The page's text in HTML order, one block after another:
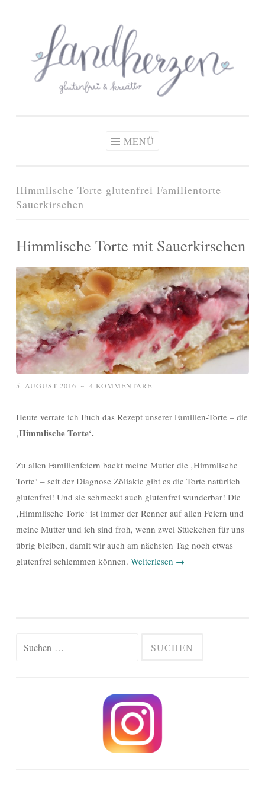
springen
Zöliakie, glutenfreie Ernährung
MENÜ
Himmlische Torte glutenfrei Familientorte
Sauerkirschen
Himmlische Torte mit Sauerkirschen
5. AUGUST 2016 ~ 4 KOMMENTARE
Heute verrate ich Euch das Rezept unserer Familien-Torte – die
‚Himmlische Torte‘.
Zu allen Familienfeiern backt meine Mutter die ‚Himmlische
Torte‘ – seit der Diagnose Zöliakie gibt es die Torte natürlich
glutenfrei! Und sie schmeckt auch glutenfrei wunderbar! Die
‚Himmlische Torte‘ ist immer der Renner auf allen Feiern und
meine Mutter und ich sind froh, wenn zwei Stückchen für uns
übrig bleiben, damit wir auch am nächsten Tag noch etwas
glutenfrei schlemmen können. Weiterlesen →
Suchen